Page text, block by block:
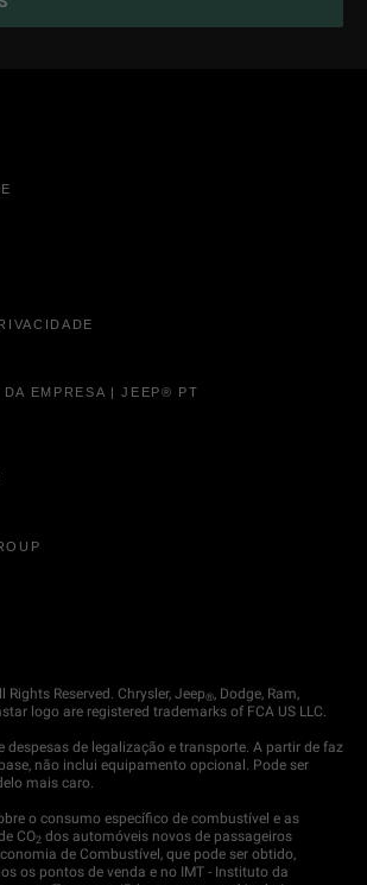
DA EMPRESA | JEEP® PT
Rights Reserved. Chrysler, Jeep®, Dodge, Ram,
logo are registered trademarks of FCA US LLC.
despesas de legalização e transporte. A partir de faz
não inclui equipamento opcional. Pode ser
mais caro.
o consumo específico de combustível e as
CO2 dos automóveis novos de passageiros
de Combustível, que pode ser obtido,
os pontos de venda e no IMT - Instituto da